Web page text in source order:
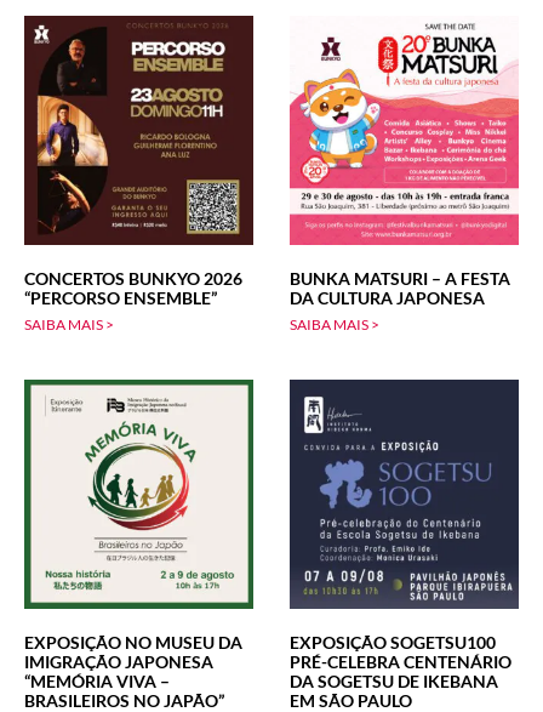
CONCERTOS BUNKYO 2026
“PERCORSO ENSEMBLE”
SAIBA MAIS >
BUNKA MATSURI – A FESTA
DA CULTURA JAPONESA
SAIBA MAIS >
EXPOSIÇÃO NO MUSEU DA
IMIGRAÇÃO JAPONESA
“MEMÓRIA VIVA –
BRASILEIROS NO JAPÃO”
EXPOSIÇÃO SOGETSU100
PRÉ-CELEBRA CENTENÁRIO
DA SOGETSU DE IKEBANA
EM SÃO PAULO